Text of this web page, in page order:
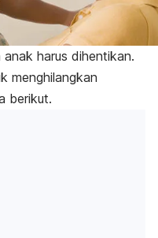
harus dihentikan.
menghilangkan
berikut.